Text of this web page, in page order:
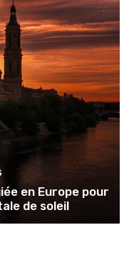
en Europe pour
de soleil